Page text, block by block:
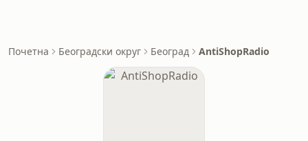
Почетна Београдски округ Београд AntiShopRadio